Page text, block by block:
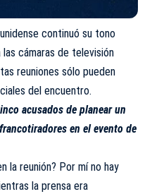
continuó su tono
cámaras de televisión
reuniones sólo pueden
del encuentro.
acusados de planear un
en el evento de
la reunión? Por mí no hay
la prensa era